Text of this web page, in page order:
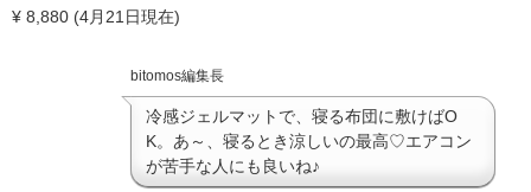
¥ 8,880 (4月21日現在)
bitomos編集長
冷感ジェルマットで、寝る布団に敷けばO
K。あ～、寝るとき涼しいの最高♡エアコン
が苦手な人にも良いね♪